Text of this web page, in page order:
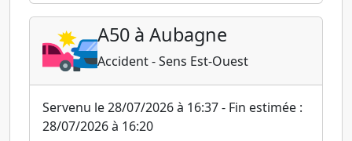
A50 à Aubagne
Accident - Sens Est-Ouest
Servenu le 28/07/2026 à 16:37 - Fin estimée :
28/07/2026 à 16:20